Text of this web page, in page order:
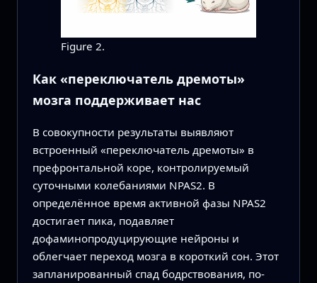
Figure 2.
Как «переключатель дремоты»
мозга поддерживает нас
В совокупности результаты выявляют
встроенный «переключатель дремоты» в
префронтальной коре, контролируемый
суточными колебаниями NPAS2. В
определённое время активной фазы NPAS2
достигает пика, подавляет
дофаминопродуцирующие нейроны и
облегчает переход мозга в короткий сон. Этот
запланированный спад бодрствования, по-